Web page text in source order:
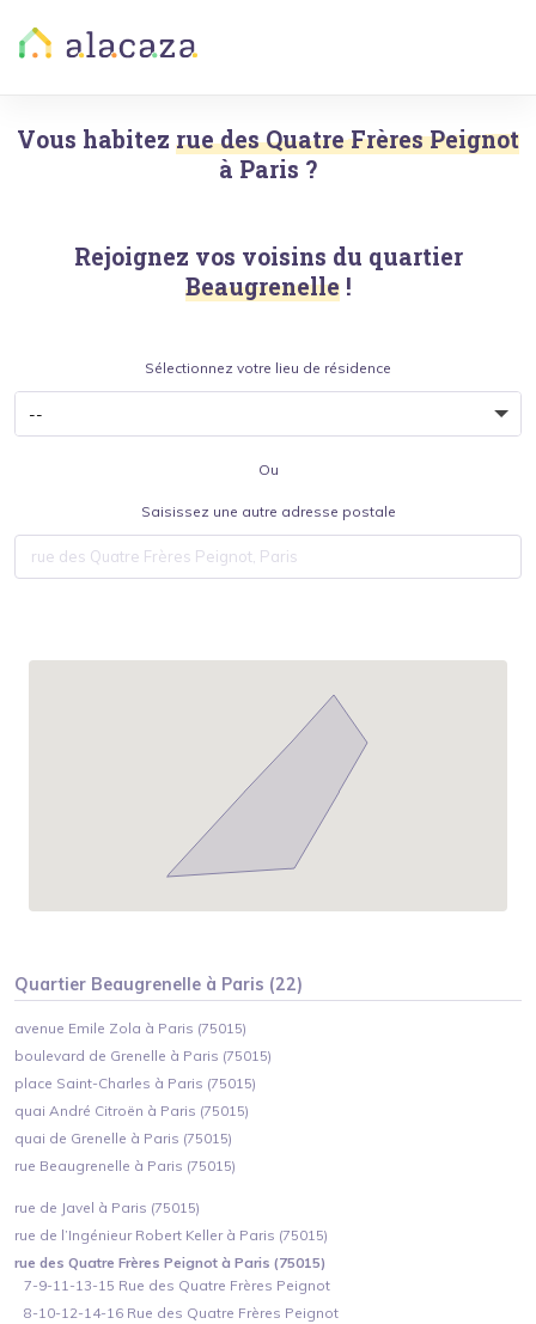
Vous habitez rue des Quatre Frères Peignot
à Paris ?
Rejoignez vos voisins du quartier
Beaugrenelle !
Sélectionnez votre lieu de résidence
Ou
Saisissez une autre adresse postale
Quartier Beaugrenelle à Paris (22)
avenue Emile Zola à Paris (75015)
boulevard de Grenelle à Paris (75015)
place Saint-Charles à Paris (75015)
quai André Citroën à Paris (75015)
quai de Grenelle à Paris (75015)
rue Beaugrenelle à Paris (75015)
rue de Javel à Paris (75015)
rue de l’Ingénieur Robert Keller à Paris (75015)
rue des Quatre Frères Peignot à Paris (75015)
7-9-11-13-15 Rue des Quatre Frères Peignot
8-10-12-14-16 Rue des Quatre Frères Peignot